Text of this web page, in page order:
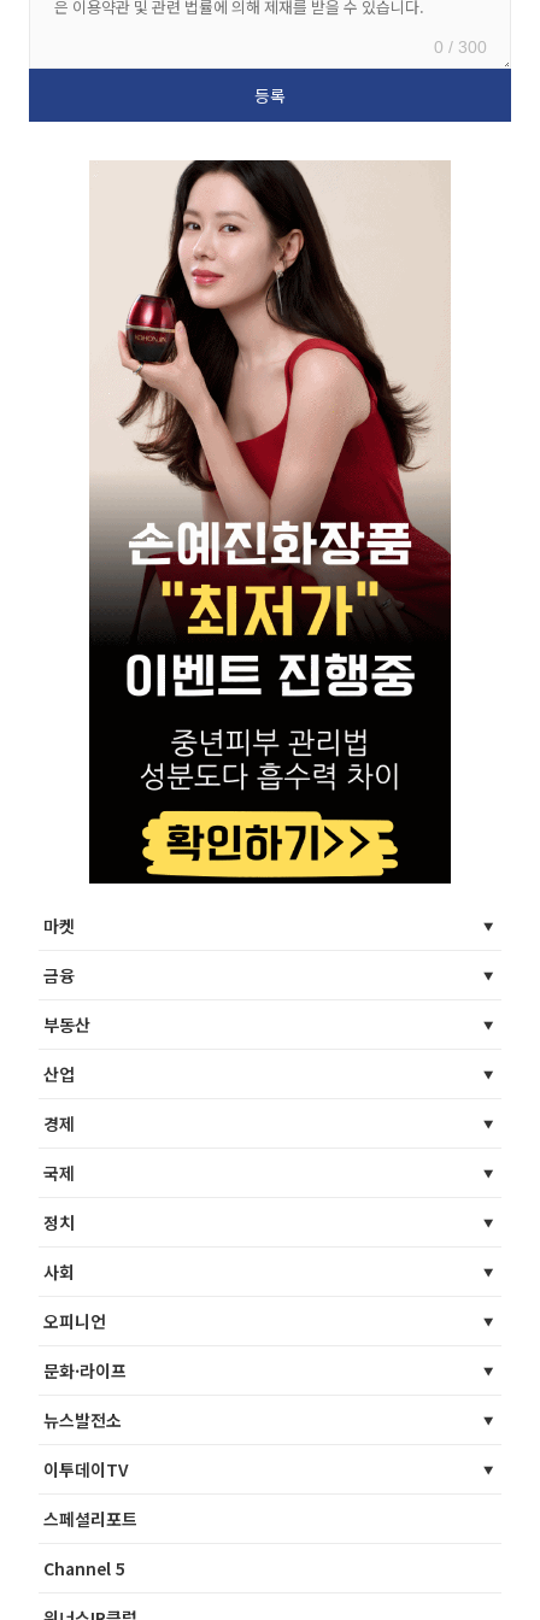
0 / 300
마켓
금융
부동산
산업
경제
국제
정치
사회
오피니언
문화·라이프
뉴스발전소
이투데이TV
스페셜리포트
Channel 5